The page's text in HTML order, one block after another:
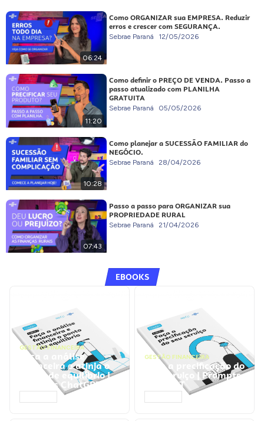
06:24
Como ORGANIZAR sua EMPRESA. Reduzir
erros e crescer com SEGURANÇA.
Sebrae Paraná 12/05/2026
11:20
Como definir o PREÇO DE VENDA. Passo a
passo atualizado com PLANILHA
GRATUITA
Sebrae Paraná 05/05/2026
10:28
Como planejar a SUCESSÃO FAMILIAR do
NEGÓCIO.
Sebrae Paraná 28/04/2026
07:43
Passo a passo para ORGANIZAR sua
PROPRIEDADE RURAL
Sebrae Paraná 21/04/2026
EBOOKS
GESTÃO FINANCEIRA
Faça a análise
financeira e atinja o
ponto de equilíbrio |
Prompts ChatGPT
GESTÃO FINANCEIRA
Faça a precificação do
seu serviço | Prompts
ChatGPT